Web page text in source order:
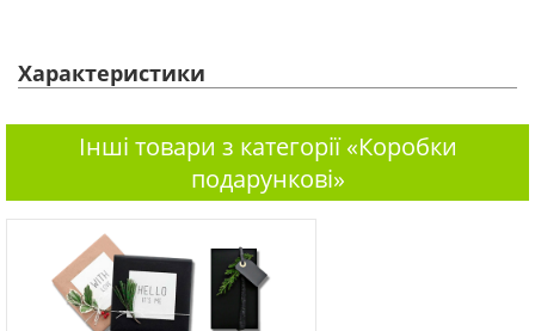
Характеристики
Інші товари з категорії «Коробки
подарункові»